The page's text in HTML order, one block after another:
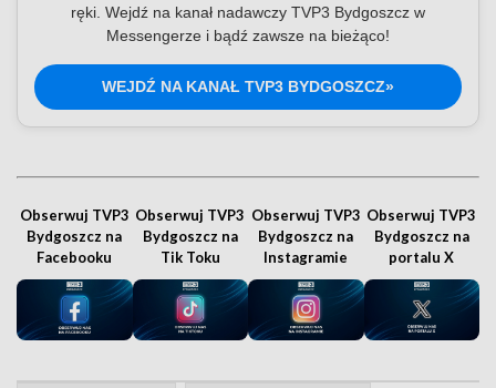
ręki. Wejdź na kanał nadawczy TVP3 Bydgoszcz w
Messengerze i bądź zawsze na bieżąco!
WEJDŹ NA KANAŁ TVP3 BYDGOSZCZ»
Obserwuj TVP3
Bydgoszcz na
Facebooku
Obserwuj TVP3
Bydgoszcz na
Tik Toku
Obserwuj TVP3
Bydgoszcz na
Instagramie
Obserwuj TVP3
Bydgoszcz na
portalu X